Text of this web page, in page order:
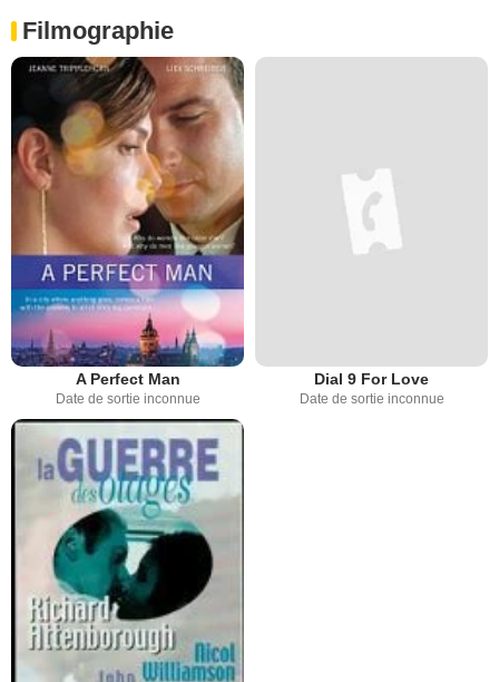
Filmographie
A Perfect Man
Date de sortie inconnue
Dial 9 For Love
Date de sortie inconnue